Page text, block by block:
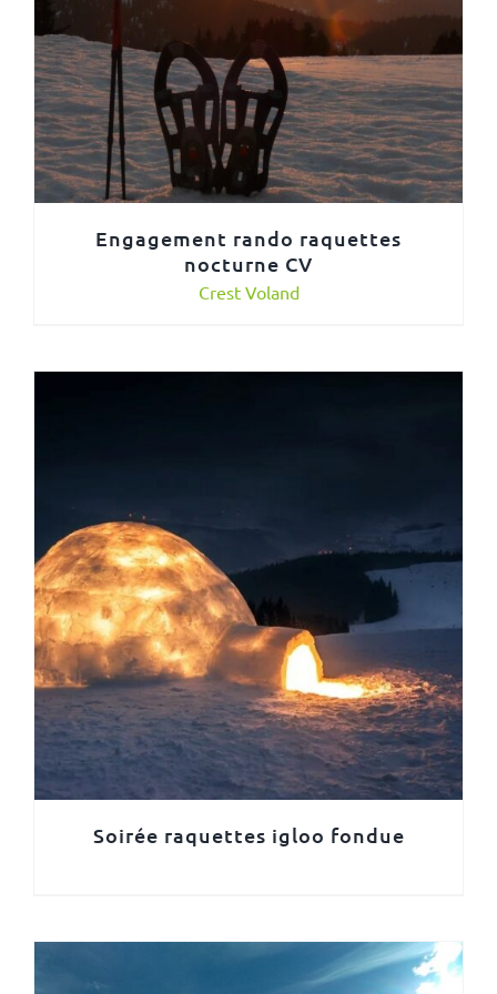
Engagement rando raquettes
nocturne CV
Crest Voland
Soirée raquettes igloo fondue